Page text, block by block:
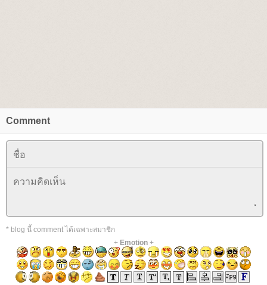
Comment
* blog นี้ comment ได้เฉพาะสมาชิก
+ Emotion+